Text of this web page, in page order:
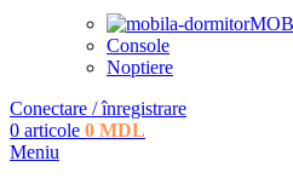
Console
Noptiere
Conectare / înregistrare
0 articole 0 MDL
Meniu